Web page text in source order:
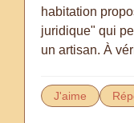
habitation
juridique" qui
un artisan. À
J'aime